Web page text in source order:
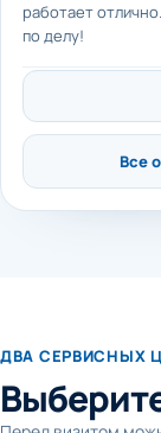
работает
по делу!
Все
ДВА СЕРВИСНЫХ